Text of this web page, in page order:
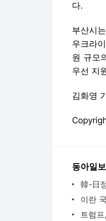
다.
부산시
우크라
원 규모
우선 지
김화영
동아일